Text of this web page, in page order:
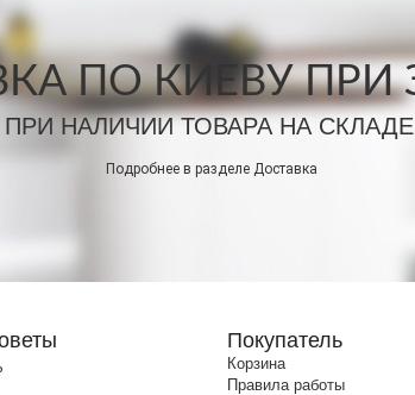
ПО КИЕВУ ПРИ
ПРИ НАЛИЧИИ ТОВАРА НА СКЛАДЕ
Подробнее в разделе Доставка
Покупатель
Корзина
Правила работы